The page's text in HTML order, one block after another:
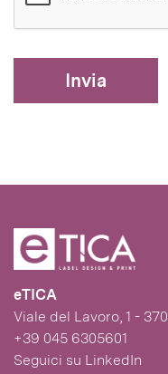
Invia
eTICA
Viale del Lavoro, 1 -
+39 045 6305601
Seguici su LinkedIn